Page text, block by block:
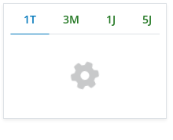
1T 3M 1J 5J